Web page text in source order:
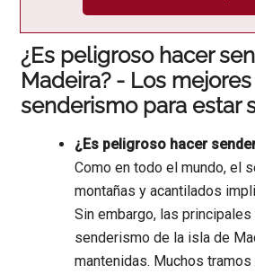
¿Es peligroso hacer
Madeira? - Los
senderismo para estar
¿Es peligroso hacer
Como en todo el mundo, el
montañas y acantilados
Sin embargo, las
senderismo de la isla de
mantenidas. Muchos